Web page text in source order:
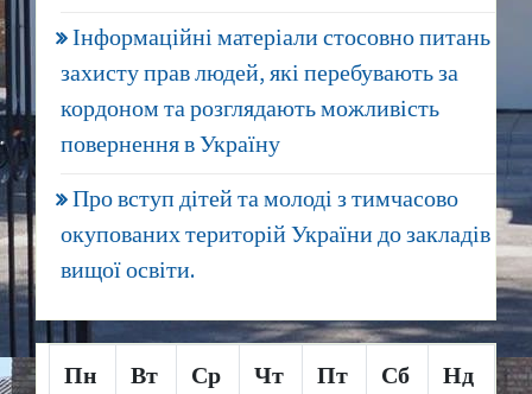
Інформаційні матеріали стосовно питань
захисту прав людей, які перебувають за
кордоном та розглядають можливість
повернення в Україну
Про вступ дітей та молоді з тимчасово
окупованих територій України до закладів
вищої освіти.
Пн Вт Ср Чт Пт Сб Нд